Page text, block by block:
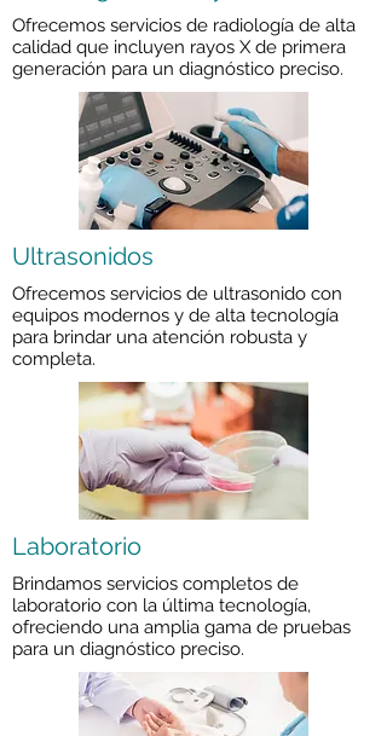
Ofrecemos servicios de radiología de alta
calidad que incluyen rayos X de primera
generación para un diagnóstico preciso.
Ultrasonidos
Ofrecemos servicios de ultrasonido con
equipos modernos y de alta tecnología
para brindar una atención robusta y
completa.
Laboratorio
Brindamos servicios completos de
laboratorio con la última tecnología,
ofreciendo una amplia gama de pruebas
para un diagnóstico preciso.